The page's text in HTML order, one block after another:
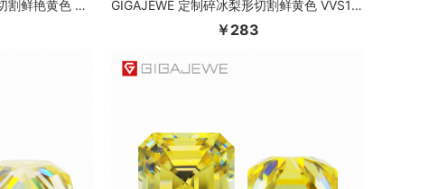
GIGAJEWE 定制碎冰马眼形切割鲜艳黄色 VVS1 莫桑石裸钻测试通过宝石用于珠宝制作 GIGAJEWE 定制碎冰梨形切割鲜黄色 VVS1 莫桑石裸钻测试通过宝石用于珠宝制作
￥283